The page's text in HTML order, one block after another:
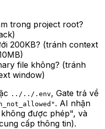
trong project root?
200KB? (tránh context
file không? (tránh
window)
../../.env, Gate trả về
. AI nhận
được phép", và
cấp thông tin).